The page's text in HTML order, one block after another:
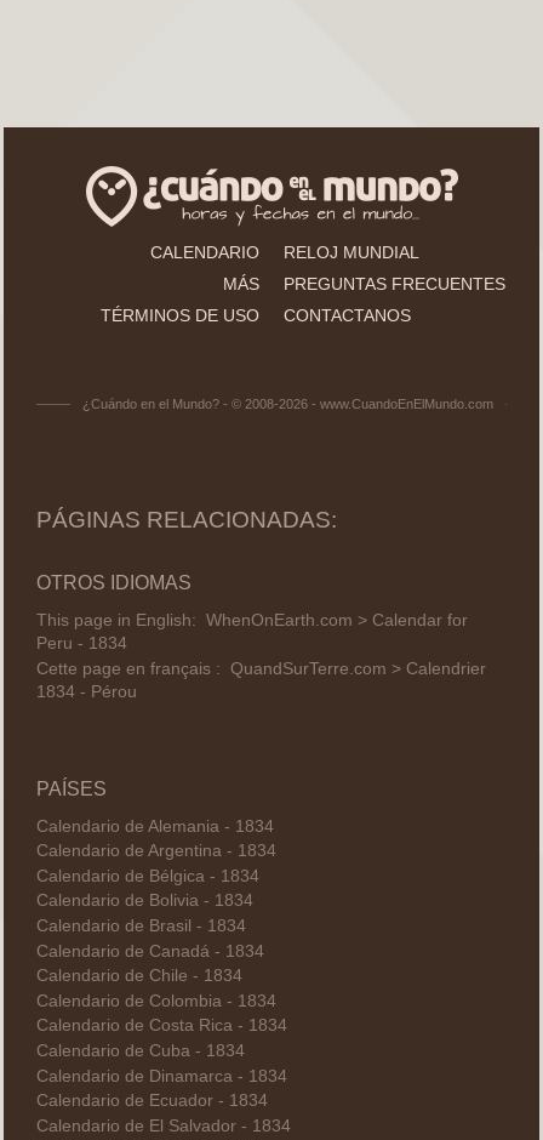
CALENDARIO
RELOJ MUNDIAL
MÁS
PREGUNTAS FRECUENTES
TÉRMINOS DE USO
CONTACTANOS
¿Cuándo en el Mundo? - © 2008-2026 - www.CuandoEnElMundo.com
PÁGINAS RELACIONADAS:
OTROS IDIOMAS
This page in English: WhenOnEarth.com > Calendar for
Peru - 1834
Cette page en français : QuandSurTerre.com > Calendrier
1834 - Pérou
PAÍSES
Calendario de Alemania - 1834
Calendario de Argentina - 1834
Calendario de Bélgica - 1834
Calendario de Bolivia - 1834
Calendario de Brasil - 1834
Calendario de Canadá - 1834
Calendario de Chile - 1834
Calendario de Colombia - 1834
Calendario de Costa Rica - 1834
Calendario de Cuba - 1834
Calendario de Dinamarca - 1834
Calendario de Ecuador - 1834
Calendario de El Salvador - 1834